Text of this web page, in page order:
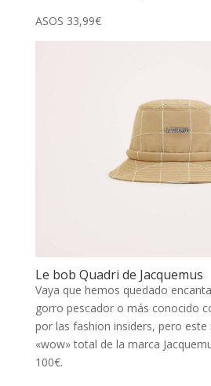
ASOS 33,99€
Le bob Quadri de Jacquemus
Vaya que hemos quedado
gorro pescador o más conocido
por las fashion insiders, pero
«wow» total de la marca
100€.